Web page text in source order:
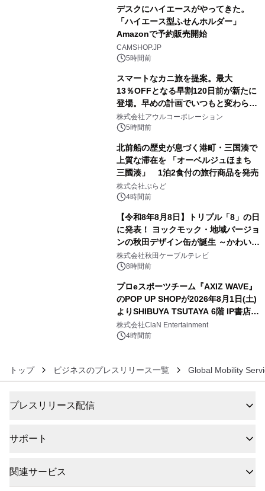
デスクにハイエースがやってきた。
「ハイエース型ふせんホルダー」
Amazonで予約販売開始
CAMSHOP.JP
5時間前
スマートなカニ旅を提案。最大
13％OFFとなる早割120日前が新たに
登場。早めの計画でいつもと変わらぬ
大人の冬旅を。ー夕日ヶ浦温泉「佳松
苑 別邸ふうか」ー
株式会社アウルコーポレーション
5時間前
北前船の歴史が息づく港町・三国湊で
上質な滞在を 「オーベルジュほまち
三國湊」 1泊2食付の旅行商品を発売
株式会社ぷらど
4時間前
【令和8年8月8日】トリプル「8」の日
に発表！ ヨックモック・地域バージョ
ンの秋田デザイン缶が誕生 ～かわいい
秋田犬の子犬と秋田の四季と名所を巡
るパッケージ～ 9月1日(火)秋田県内で
株式会社秋田ケーブルテレビ
8時間前
プロeスポーツチーム『AXIZ WAVE』
のPOP UP SHOPが2026年8月1日(土)
よりSHIBUYA TSUTAYA 6階 IP書店で
開催決定！！
株式会社ClaN Entertainment
4時間前
トップ ビジネスのプレスリリース一覧 Global Mobility
プレスリリース配信
サポート
関連サービス